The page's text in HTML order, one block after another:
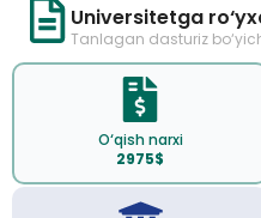
Universitetga
Tanlagan dasturiz
O‘qish narxi
2975$